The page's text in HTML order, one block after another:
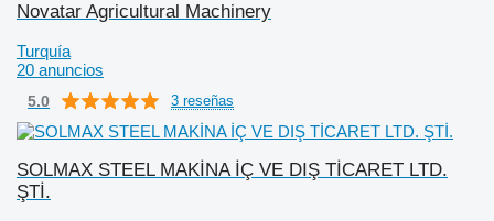
Novatar Agricultural Machinery
Turquía
20 anuncios
5.0 3 reseñas
SOLMAX STEEL MAKİNA İÇ VE DIŞ TİCARET LTD.
ŞTİ.